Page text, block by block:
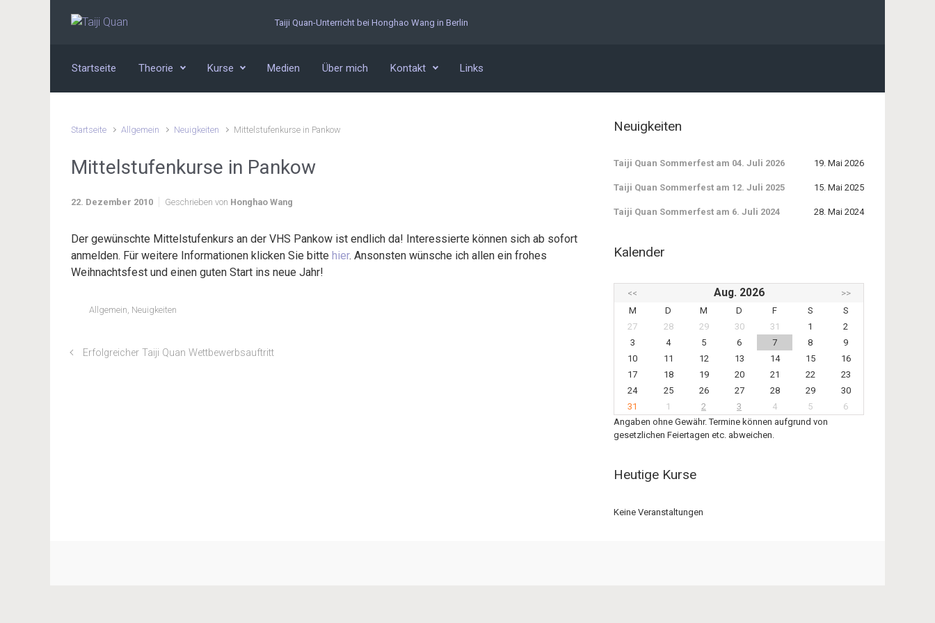
Zum Hauptinhalt springen Taiji Quan-Unterricht bei Honghao Wang in Berlin
Startseite Theorie Kurse Medien Über mich Kontakt Links
Startseite Allgemein Neuigkeiten Mittelstufenkurse in Pankow
Mittelstufenkurse in Pankow
22. Dezember 2010 Geschrieben von Honghao Wang
Der gewünschte Mittelstufenkurs an der VHS Pankow ist endlich da! Interessierte können sich ab sofort
anmelden. Für weitere Informationen klicken Sie bitte hier. Ansonsten wünsche ich allen ein frohes
Weihnachtsfest und einen guten Start ins neue Jahr!
Allgemein, Neuigkeiten
Erfolgreicher Taiji Quan Wettbewerbsauftritt
Neuigkeiten
Taiji Quan Sommerfest am 04. Juli 2026 19. Mai 2026
Taiji Quan Sommerfest am 12. Juli 2025 15. Mai 2025
Taiji Quan Sommerfest am 6. Juli 2024 28. Mai 2024
Kalender
<< Aug. 2026
>>
M
D M D F S
S
27
28 29 30 31 1
2
3
4 5 6 7 8
9
10
11 12 13 14 15
16
17
18 19 20 21 22
23
24
25 26 27 28 29
30
31
1 2 3 4 5
6
Angaben ohne Gewähr. Termine können aufgrund von
gesetzlichen Feiertagen etc. abweichen.
Heutige Kurse
Keine Veranstaltungen